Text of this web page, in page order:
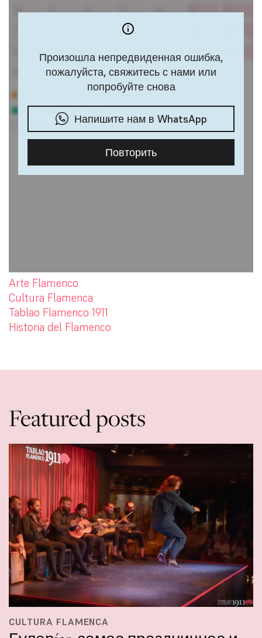
Arte Flamenco
Cultura Flamenca
Tablao Flamenco 1911
Historia del Flamenco
Featured posts
CULTURA FLAMENCA